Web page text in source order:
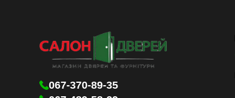
067-370-89-35